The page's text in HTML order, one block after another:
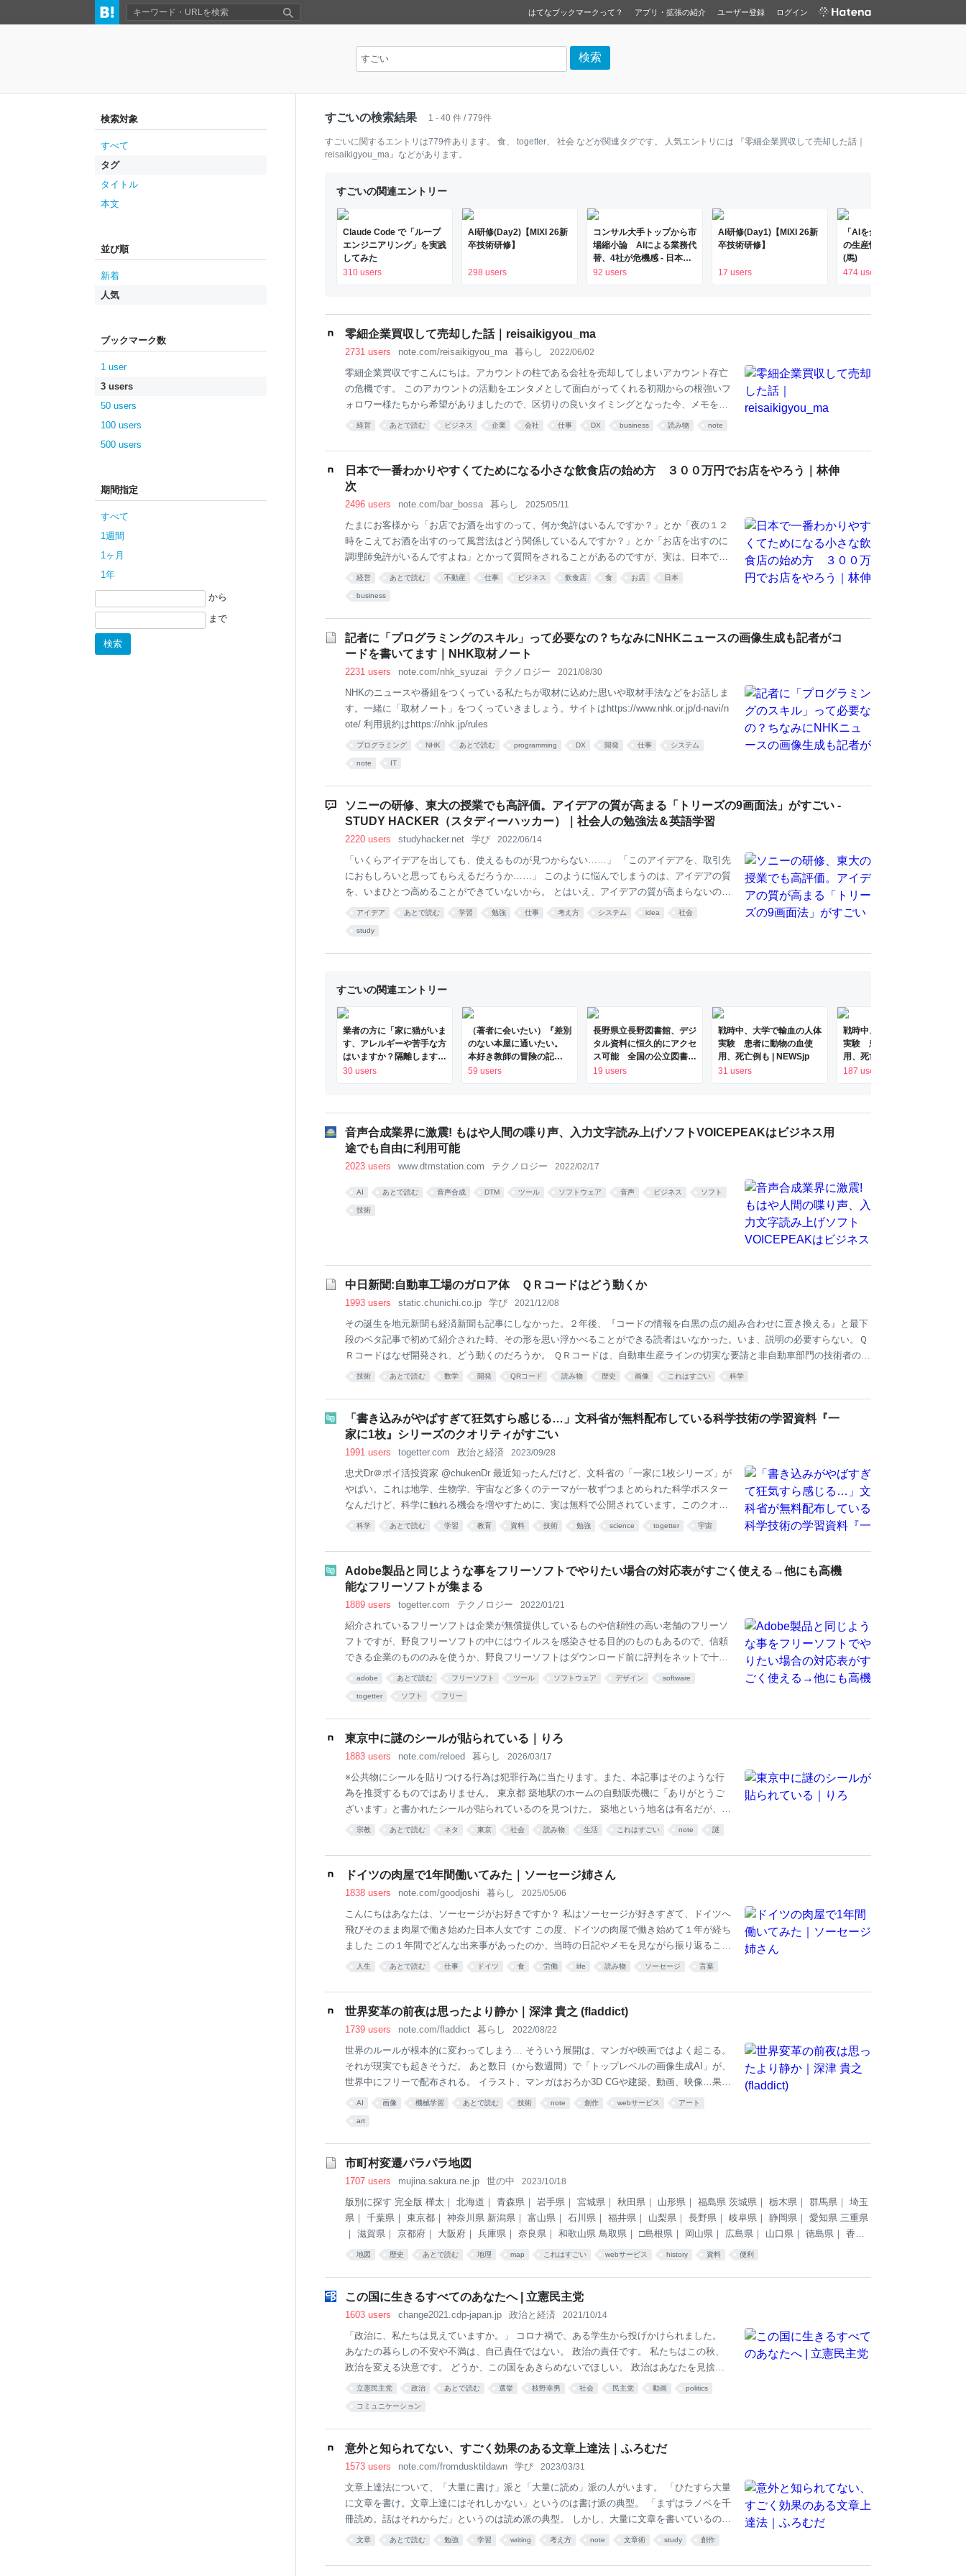
はてなブックマークって？ アプリ・拡張の紹介 ユーザー登録 ログイン
検索対象
すべて
タグ
タイトル
本文
並び順
新着
人気
ブックマーク数
1 user
3 users
50 users
100 users
500 users
期間指定
すべて
1週間
1ヶ月
1年
から
まで
すごいの検索結果 1 - 40 件 / 779件
すごいに関するエントリは779件あります。 食 togetter 社会 などが関連タグです。 人気エントリには
『零細企業買収して売却した話｜
reisaikigyou_ma』 などがあります。
すごいの関連エントリー
Claude Code で「ループ
エンジニアリング」を実践
してみた
310 users
AI研修(Day2)【MIXI 26新
卒技術研修】
298 users
コンサル大手トップから市
場縮小論 AIによる業務代
替、4社が危機感 - 日本経
済新聞
92 users
AI研修(Day1)【MIXI 26新
卒技術研修】
17 users
「AIを全員に配った組織」
の生産性が落ちるとき - 🐴
(馬)
474 users
零細企業買収して売却した話｜reisaikigyou_ma
2731 users note.com/reisaikigyou_ma 暮らし 2022/06/02
零細企業買収ですこんにちは。アカウントの柱である会社を売却してしまいアカウント存亡
の危機です。 このアカウントの活動をエンタメとして面白がってくれる初期からの根強いフ
ォロワー様たちから希望がありましたので、区切りの良いタイミングとなった今、メモを残
しておきます。 ちなみに、前回のDXnoteは私一人の作業メモですが、今回のメモは二人分
ともう一人の友人で投資をしており、経営のもろもろも二人でやいのやいの言ってやってき
た案件なのでした。ということでそんな二人分のメモです、どうぞ。 ケーススタディとして
街中にある、どうやって生き延びてるかわからない、ちっちゃい会社って無数にあると思い
ます。 そういう会社を自分が回したらどうなるかな、と考えたことがある人もいるはず。そ
経営 あとで読む ビジネス 企業 会社 仕事 DX business 読み物 note
日本で一番わかりやすくてためになる小さな飲食店の始め方 ３００万円でお店をやろう｜林伸
次
2496 users note.com/bar_bossa 暮らし 2025/05/11
たまにお客様から「お店でお酒を出すのって、何か免許はいるんですか？」とか「夜の１２
時をこえてお酒を出すのって風営法はどう関係しているんですか？」とか「お店を出すのに
調理師免許がいるんですよね」とかって質問をされることがあるのですが、実は、日本で
は、「食品衛生責任者」という資格を持っているだけで小さい飲食店は始められます。この
衛生責任者の資格だけで大丈夫です。これで２４時間、お酒も出せますし、焼き肉も刺身も
出せます。 店内での店員数とお客様の数が３０人以上の場合は防火管理者というのが必要で
す。 どちらも講習を受けるだけです。テストもないです。 食品衛生責任者というのは、保
健所に連絡して、「今度、飲食店を渋谷でやろうと思
経営 あとで読む 不動産 仕事 ビジネス 飲食店 食 お店 日本
business
記者に「プログラミングのスキル」って必要なの？ちなみにNHKニュースの画像生成も記者がコ
ードを書いてます｜NHK取材ノート
2231 users note.com/nhk_syuzai テクノロジー 2021/08/30
NHKのニュースや番組をつくっている私たちが取材に込めた思いや取材手法などをお話しま
す。一緒に「取材ノート」をつくっていきましょう。サイトはhttps://www.nhk.or.jp/d-navi/n
ote/ 利用規約はhttps://nhk.jp/rules
プログラミング NHK あとで読む programming DX 開発 仕事 システム
note IT
ソニーの研修、東大の授業でも高評価。アイデアの質が高まる「トリーズの9画面法」がすごい -
STUDY HACKER（スタディーハッカー）｜社会人の勉強法＆英語学習
2220 users studyhacker.net 学び 2022/06/14
「いくらアイデアを出しても、使えるものが見つからない……」 「このアイデアを、取引先
におもしろいと思ってもらえるだろうか……」 このように悩んでしまうのは、アイデアの質
を、いまひとつ高めることができていないから。 とはいえ、アイデアの質が高まらないの
は、そうするための方法を単に知らないだけの話かもしれません。その方法とは、「トリー
素がそろっていないから 2.「ベストなアイデア」でなければ意味がないと考えているから
法」を実践してみた 実践してみたら、アイデアをよりよくすることができた！ 素朴なアイ
アイデア あとで読む 学習 勉強 仕事 考え方 システム idea 社会
study
すごいの関連エントリー
業者の方に「家に猫がいま
す、アレルギーや苦手な方
はいますか？隔離します
か？」と尋ねたら「厳選し
30 users
（著者に会いたい）『差別
のない本屋に通いたい。
本好き教師の冒険の記
録』 仲川啓介さん：朝日
59 users
長野県立長野図書館、デジ
タル資料に恒久的にアクセ
ス可能 全国の公立図書館
初｜信濃毎日新聞デジタ
19 users
戦時中、大学で輸血の人体
実験 患者に動物の血使
用、死亡例も | NEWSjp
31 users
戦時中、大学で輸血の人体
実験 患者に動物の血使
用、死亡例も
187 users
音声合成業界に激震! もはや人間の喋り声、入力文字読み上げソフトVOICEPEAKはビジネス用
途でも自由に利用可能
2023 users www.dtmstation.com テクノロジー 2022/02/17
AI あとで読む 音声合成 DTM ツール ソフトウェア 音声 ビジネス ソフト
技術
中日新聞:自動車工場のガロア体 ＱＲコードはどう動くか
1993 users static.chunichi.co.jp 学び 2021/12/08
その誕生を地元新聞も経済新聞も記事にしなかった。２年後、『コードの情報を白黒の点の組み合わせに置き換える』と最下
段のベタ記事で初めて紹介された時、その形を思い浮かべることができる読者はいなかった。いま、説明の必要すらない。Ｑ
Ｒコードはなぜ開発され、どう動くのだろうか。 ＱＲコードは、自動車生産ラインの切実な要請と非自動車部門の技術者の
「世界標準の発明をしたい」という野心の微妙な混交の下、1990年代前半の日本電装（現デンソー）で開発された。 トヨタ
る。そのデータ入力を自動化するバーコード（ＮＤコード）を開発したのがデンソーだ。 バブル全盛の1990年ごろ、空前の
生産台数、多様な車種・オプションに応えるため、部品も納入業者も急激に増え、ＮＤコードが限界を迎えていた。63桁の数
字しか
技術 あとで読む 数学 開発 QRコード 読み物 歴史 画像 これはすごい 科学
「書き込みがやばすぎて狂気すら感じる…」文科省が無料配布している科学技術の学習資料『一
家に1枚』シリーズのクオリティがすごい
1991 users togetter.com 政治と経済 2023/09/28
忠犬Dr＠ポイ活投資家 @chukenDr 最近知ったんだけど、文科省の「一家に1枚シリーズ」が
やばい。これは地学、生物学、宇宙など多くのテーマが一枚ずつまとめられた科学ポスター
なんだけど、科学に触れる機会を増やすために、実は無料で公開されています。このクオリ
ティで誰でもダウンロードし放題なのは本当凄い。全家庭に届けぇ…。 pic.twitter.com/pfwO
科学 あとで読む 学習 教育 資料 技術 勉強 science togetter 宇宙
Adobe製品と同じような事をフリーソフトでやりたい場合の対応表がすごく使える→他にも高機
能なフリーソフトが集まる
1889 users togetter.com テクノロジー 2022/01/21
紹介されているフリーソフトは企業が無償提供しているものや信頼性の高い老舗のフリーソ
フトですが、野良フリーソフトの中にはウイルスを感染させる目的のものもあるので、信頼
できる企業のもののみを使うか、野良フリーソフトはダウンロード前に評判をネットで十分
検索することをオススメします。
adobe あとで読む フリーソフト ツール ソフトウェア デザイン software
togetter ソフト フリー
東京中に謎のシールが貼られている｜りろ
1883 users note.com/reloed 暮らし 2026/03/17
※公共物にシールを貼りつける行為は犯罪行為に当たります。また、本記事はそのような行
為を推奨するものではありません。 東京都 築地駅のホームの自動販売機に「ありがとうご
ざいます」と書かれたシールが貼られているのを見つけた。 築地という地名は有名だが、築
地駅は東京メトロ日比谷線が通るだけの小さな駅だ。シールを見かけたとき、思わずどうい
じシールを見つけた。京王井の頭線の近くだった。 もし、渋谷駅のシールが東京メトロ銀座
線の近くにあれば、東京メトロが独自に貼っているシールなのか、と思っていただろう。し
かし、京王線の近くにあるためそうとは考えづらい。 それに自販機の会社も異なっている。
念のため自販機の会社に電話し、駅員さんにも訊いてみ
宗教 あとで読む ネタ 東京 社会 読み物 生活 これはすごい note 謎
ドイツの肉屋で1年間働いてみた｜ソーセージ姉さん
1838 users note.com/goodjoshi 暮らし 2025/05/06
こんにちはあなたは、ソーセージがお好きですか？ 私はソーセージが好きすぎて、ドイツへ
飛びそのまま肉屋で働き始めた日本人女です この度、ドイツの肉屋で働き始めて１年が経ち
ました この１年間でどんな出来事があったのか、当時の日記やメモを見ながら振り返ること
にしました 予めお伝えしておくと、この記事は非常に長いです（22000字超え） また所々肉
う方、一緒に私の初出勤からお付き合いしていただければ幸いです 2024年5月初出勤2024年
5月2日 ガチガチの緊張と不安で戻しそうになっている私を、今の上司たちがにこやかに迎え
入れてくれた オーナーでもある親方は180cmはゆうに超える身長、スポーツ選手のようなぶ
りの持ち主 153cmの日
人生 あとで読む 仕事 ドイツ 食 労働 life 読み物 ソーセージ 言葉
世界変革の前夜は思ったより静か｜深津 貴之 (fladdict)
1739 users note.com/fladdict 暮らし 2022/08/22
世界のルールが根本的に変わってしまう… そういう展開は、マンガや映画ではよく起こる。
それが現実でも起きそうだ。 あと数日（から数週間）で「トップレベルの画像生成AI」が、
世界中にフリーで配布される。 イラスト、マンガはおろか3D CGや建築、動画、映像…果て
はフェイクニュースからポルノまで…あらゆる創作に携わる全ての人を巻き込む、歴史的な
買える世界では、誰もが能力者（一流とは限らない）になれる。そんな、漫画やゲームのラ
スボスが語るようなユートピアが、あと数日で現実になってしまうかもしれない。 Stable Di
ffusionで出力したドワーフの王様Stable Diffusionで出力したホビットのスタディ Stabl
AI 画像 機械学習 あとで読む 技術 note 創作 webサービス アート
art
市町村変遷パラパラ地図
1707 users mujina.sakura.ne.jp 世の中 2023/10/18
版別に探す 完全版 樺太｜ 北海道｜ 青森県｜ 岩手県｜ 宮城県｜ 秋田県｜ 山形県｜ 福島県 茨城県｜ 栃木県｜ 群馬県｜ 埼玉
県｜ 千葉県｜ 東京都｜ 神奈川県 新潟県｜ 富山県｜ 石川県｜ 福井県｜ 山梨県｜ 長野県｜ 岐阜県｜ 静岡県｜ 愛知県 三重県
｜ 滋賀県｜ 京都府｜ 大阪府｜ 兵庫県｜ 奈良県｜ 和歌山県 鳥取県｜ □島根県｜ 岡山県｜ 広島県｜ 山口県｜ 徳島県｜ 香川
県｜ 愛媛県｜ 高知県 福岡県｜ 佐賀県｜ 長崎県｜ 熊本県｜ 大分県｜ 宮崎県｜ 鹿児島県｜ 沖縄県 □は外部リンク、リンク先
｜ 埼玉県｜ 千葉県｜ 東京都｜ 神奈川県 新潟県｜ 富山県｜ 石川県｜ 福井県｜ 山梨県｜ 長野県｜ 岐阜県｜ 静岡県｜ 愛知県
三重県｜ 滋賀県｜
地図 歴史 あとで読む 地理 map これはすごい webサービス history 資料 便利
この国に生きるすべてのあなたへ | 立憲民主党
1603 users change2021.cdp-japan.jp 政治と経済 2021/10/14
「政治に、私たちは見えていますか。」 コロナ禍で、ある学生から投げかけられました。
あなたの暮らしの不安や不満は、自己責任ではない。 政治の責任です。 私たちはこの秋、
政治を変える決意です。 どうか、この国をあきらめないでほしい。 政治はあなたを見捨て
ない。 さまざまな立場のあなたに向けて 109のメッセージ送ります。
立憲民主党 政治 あとで読む 選挙 枝野幸男 社会 民主党 動画 politics
コミュニケーション
意外と知られてない、すごく効果のある文章上達法｜ふろむだ
1573 users note.com/fromdusktildawn 学び 2023/03/31
文章上達法について、「大量に書け」派と「大量に読め」派の人がいます。 「ひたすら大量
に文章を書け。文章上達にはそれしかない」というのは書け派の典型。 「まずはラノベを千
冊読め。話はそれからだ」というのは読め派の典型。 しかし、大量に文章を書いているのに
文章の下手な人はたくさんいますし、 ラノベをたくさん読んだけど面白いラノベの書けない
んでいるのに英語がいまいちな人なんて、いくらでもいます。 「量をこなせば自ずと質に転
文章 あとで読む 勉強 学習 writing 考え方 note 文章術 study 創作